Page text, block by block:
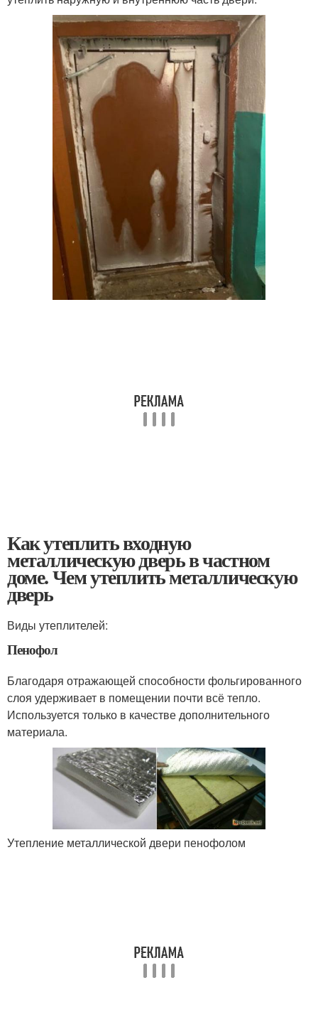
Как утеплить входную
металлическую дверь в частном
доме. Чем утеплить металлическую
дверь
Виды утеплителей:
Пенофол
Благодаря отражающей способности фольгированного
слоя удерживает в помещении почти всё тепло.
Используется только в качестве дополнительного
материала.
Утепление металлической двери пенофолом